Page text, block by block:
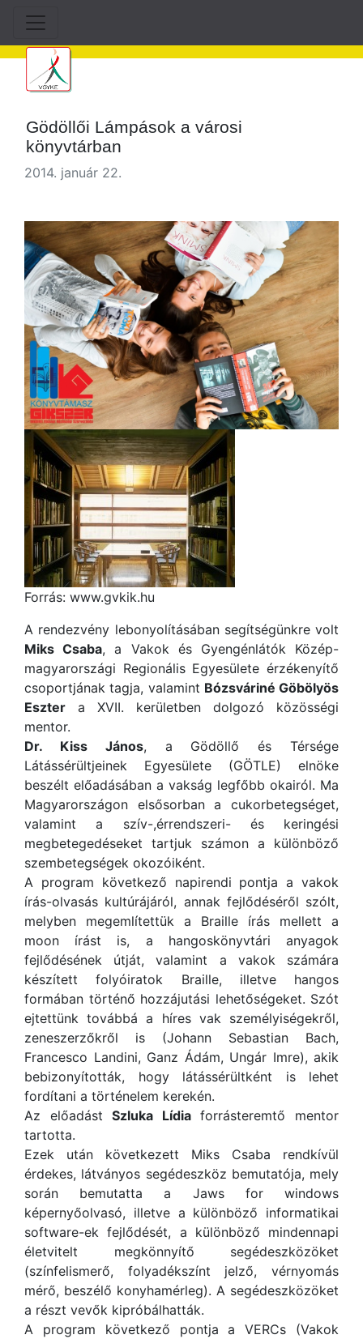
Gödöllői Lámpások a városi
könyvtárban
2014. január 22.
Forrás: www.gvkik.hu
A rendezvény lebonyolításában segítségünkre volt
Miks Csaba, a Vakok és Gyengénlátók Közép-
magyarországi Regionális Egyesülete érzékenyítő
csoportjának tagja, valamint Bózsváriné Göbölyös
Eszter a XVII. kerületben dolgozó közösségi
mentor.
Dr. Kiss János, a Gödöllő és Térsége
Látássérültjeinek Egyesülete (GÖTLE) elnöke
beszélt előadásában a vakság legfőbb okairól. Ma
Magyarországon elsősorban a cukorbetegséget,
valamint a szív-,érrendszeri- és keringési
megbetegedéseket tartjuk számon a különböző
szembetegségek okozóiként.
A program következő napirendi pontja a vakok
írás-olvasás kultúrájáról, annak fejlődéséről szólt,
melyben megemlítettük a Braille írás mellett a
moon írást is, a hangoskönyvtári anyagok
fejlődésének útját, valamint a vakok számára
készített folyóiratok Braille, illetve hangos
formában történő hozzájutási lehetőségeket. Szót
ejtettünk továbbá a híres vak személyiségekről,
zeneszerzőkről is (Johann Sebastian Bach,
Francesco Landini, Ganz Ádám, Ungár Imre), akik
bebizonyították, hogy látássérültként is lehet
fordítani a történelem kerekén.
Az előadástSzluka Lídiaforrásteremtő mentor
tartotta.
Ezek után következett Miks Csaba rendkívül
érdekes, látványos segédeszköz bemutatója, mely
során bemutatta a Jaws for windows
képernyőolvasó, illetve a különböző informatikai
software-ek fejlődését, a különböző mindennapi
életvitelt megkönnyítő segédeszközöket
(színfelismerő, folyadékszínt jelző, vérnyomás
mérő, beszélő konyhamérleg). A segédeszközöket
a részt vevők kipróbálhatták.
A program következő pontja a VERCs (Vakok